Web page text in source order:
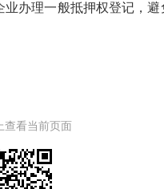
办理一般抵押权登记，
查看当前页面